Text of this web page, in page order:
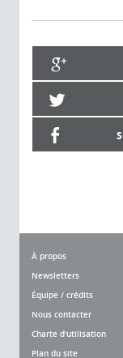
À propos
Newsletters
Équipe / crédits
Nous contacter
Charte d'utilisation
Plan du site